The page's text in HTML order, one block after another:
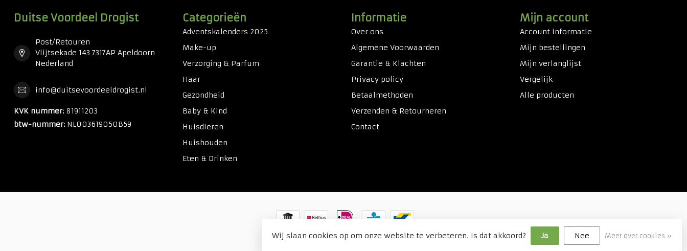
Duitse Voordeel Drogist
Post/Retouren
Vlijtsekade 143 7317AP Apeldoorn
Nederland
info@duitsevoordeeldrogist.nl
KVK nummer: 81911203
btw-nummer: NL003619050B59
Categorieën
Adventskalenders 2025
Make-up
Verzorging & Parfum
Haar
Gezondheid
Baby & Kind
Huisdieren
Huishouden
Eten & Drinken
Informatie
Over ons
Algemene Voorwaarden
Garantie & Klachten
Privacy policy
Betaalmethoden
Verzenden & Retourneren
Contact
Mijn account
Account informatie
Mijn bestellingen
Mijn verlanglijst
Vergelijk
Alle producten
© Copyright 2026 Duitse Voordeel Drogist
Wij slaan cookies op om onze website te verbeteren. Is dat akkoord? Ja Nee Meer over cookies »